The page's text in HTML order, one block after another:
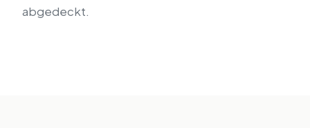
abgedeckt.